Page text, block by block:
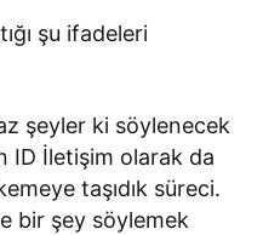
şu ifadeleri
şeyler ki söylenecek
ID İletişim olarak da
taşıdık süreci.
bir şey söylemek